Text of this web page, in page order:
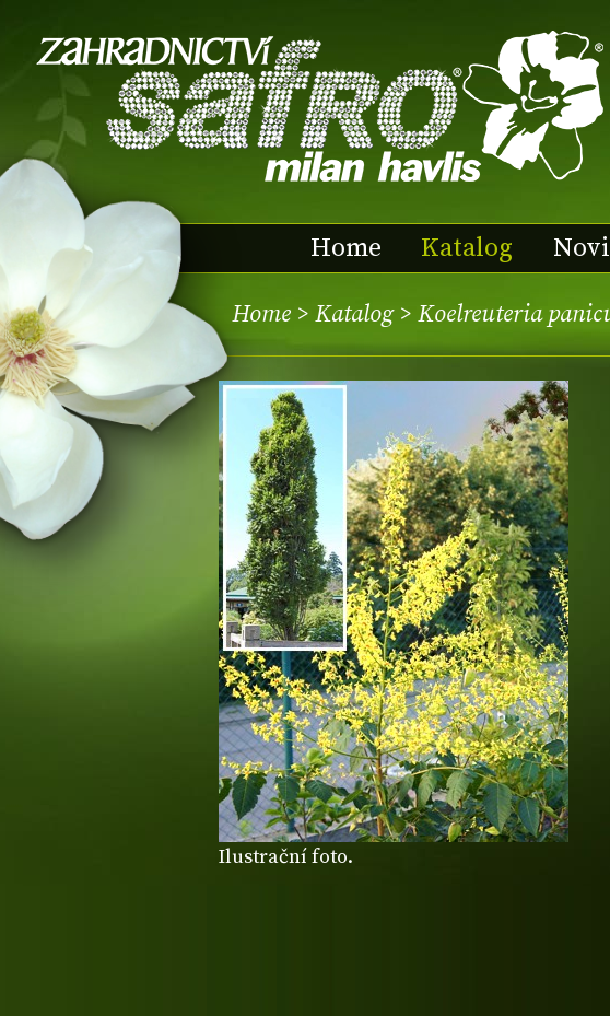
Home Katalog
Home > Katalog> Koelreuteria
Ilustrační foto.